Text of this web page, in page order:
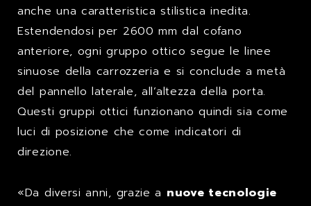
anche una caratteristica stilistica inedita.
Estendendosi per 2600 mm dal cofano
anteriore, ogni gruppo ottico segue le linee
sinuose della carrozzeria e si conclude a metà
del pannello laterale, all’altezza della porta.
Questi gruppi ottici funzionano quindi sia come
luci di posizione che come indicatori di
direzione.
«Da diversi anni, grazie a nuove tecnologie